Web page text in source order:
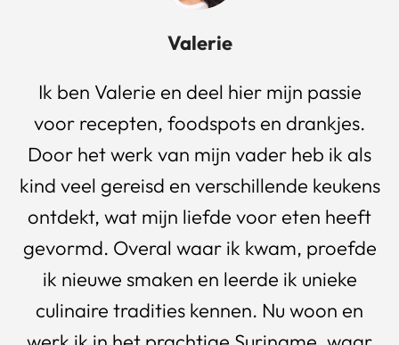
Valerie
Ik ben Valerie en deel hier mijn passie
voor recepten, foodspots en drankjes.
Door het werk van mijn vader heb ik als
kind veel gereisd en verschillende keukens
ontdekt, wat mijn liefde voor eten heeft
gevormd. Overal waar ik kwam, proefde
ik nieuwe smaken en leerde ik unieke
culinaire tradities kennen. Nu woon en